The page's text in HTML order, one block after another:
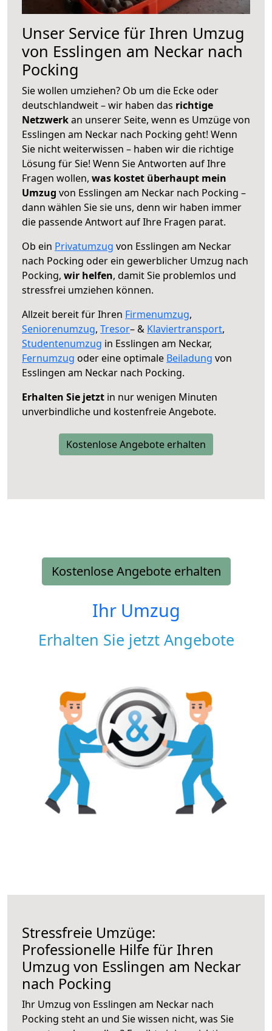
Unser Service für Ihren Umzug
von Esslingen am Neckar nach
Pocking
Sie wollen umziehen? Ob um die Ecke oder
deutschlandweit – wir haben das richtige
Netzwerkan unserer Seite, wenn es Umzüge von
Esslingen am Neckar nach Pocking geht! Wenn
Sie nicht weiterwissen – haben wir die richtige
Lösung für Sie! Wenn Sie Antworten auf Ihre
Fragen wollen, was kostet überhaupt mein
Umzug von Esslingen am Neckar nach Pocking –
dann wählen Sie sie uns, denn wir haben immer
die passende Antwort auf Ihre Fragen parat.
Ob ein Privatumzug von Esslingen am Neckar
nach Pocking oder ein gewerblicher Umzug nach
Pocking, wir helfen, damit Sie problemlos und
stressfrei umziehen können.
Allzeit bereit für Ihren Firmenumzug,
Seniorenumzug, Tresor– & Klaviertransport,
Studentenumzug in Esslingen am Neckar,
Fernumzug oder eine optimale Beiladung von
Esslingen am Neckar nach Pocking.
Erhalten Sie jetzt in nur wenigen Minuten
unverbindliche und kostenfreie Angebote.
Kostenlose Angebote erhalten
Kostenlose Angebote erhalten
Ihr Umzug
Erhalten Sie jetzt Angebote
Stressfreie Umzüge:
Professionelle Hilfe für Ihren
Umzug von Esslingen am Neckar
nach Pocking
Ihr Umzug von Esslingen am Neckar nach
Pocking steht an und Sie wissen nicht, was Sie